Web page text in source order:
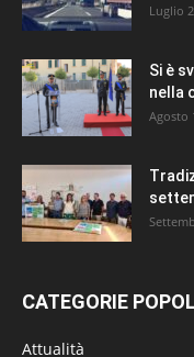
Luglio
Si è
nella
Agosto
CATEGORIE
Attualità